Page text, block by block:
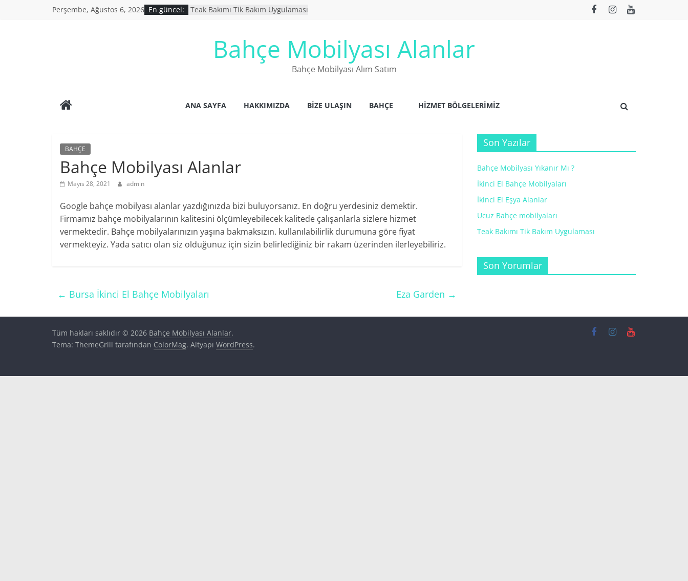
Perşembe, Ağustos 6, 2026 En güncel:
Teak Bakımı Tik Bakım Uygulaması
İkinci El Eşya Alanlar
Ucuz Bahçe mobilyaları
Bahçe Mobilyası Alanlar
Bahçe Mobilyası Alım Satım
ANA SAYFA HAKKIMIZDA BIZE ULAŞIN BAHÇE HİZMET BÖLGELERİMİZ
BAHÇE
Bahçe Mobilyası Alanlar
Mayıs 28, 2021 admin
Google bahçe mobilyası alanlar yazdığınızda bizi buluyorsanız. En doğru yerdesiniz demektir.
Firmamız bahçe mobilyalarının kalitesini ölçümleyebilecek kalitede çalışanlarla sizlere hizmet
vermektedir. Bahçe mobilyalarınızın yaşına bakmaksızın. kullanılabilirlik durumuna göre fiyat
vermekteyiz. Yada satıcı olan siz olduğunuz için sizin belirlediğiniz bir rakam üzerinden ilerleyebiliriz.
← Bursa İkinci El Bahçe Mobilyaları Eza Garden →
Son Yazılar
Bahçe Mobilyası Yıkanır Mı ?
İkinci El Bahçe Mobilyaları
İkinci El Eşya Alanlar
Ucuz Bahçe mobilyaları
Teak Bakımı Tik Bakım Uygulaması
Son Yorumlar
Tüm hakları saklıdır © 2026 Bahçe Mobilyası Alanlar.
Tema: ThemeGrill tarafından ColorMag. Altyapı WordPress.